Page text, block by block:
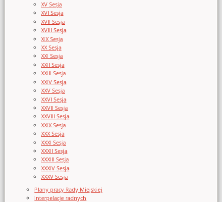
XV Sesja
XVI Sesja
XVII Sesja
XVIII Sesja
XIX Sesja
XX Sesja
XXI Sesja
XXII Sesja
XXIII Sesja
XXIV Sesja
XXV Sesja
XXVI Sesja
XXVII Sesja
XXVIII Sesja
XXIX Sesja
XXX Sesja
XXXI Sesja
XXXII Sesja
XXXIII Sesja
XXXIV Sesja
XXXV Sesja
Plany pracy Rady Miejskiej
Interpelacje radnych